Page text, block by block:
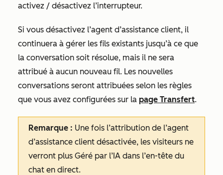
activez / désactivez l’interrupteur.
Si vous désactivez l’agent d’assistance client, il
continuera à gérer les fils existants jusqu’à ce que
la conversation soit résolue, mais il ne sera
attribué à aucun nouveau fil. Les nouvelles
conversations seront attribuées selon les règles
que vous avez configurées sur la page Transfert.
Remarque : Une fois l’attribution de l’agent
d’assistance client désactivée, les visiteurs ne
verront plus Géré par l’IA dans l’en-tête du
chat en direct.